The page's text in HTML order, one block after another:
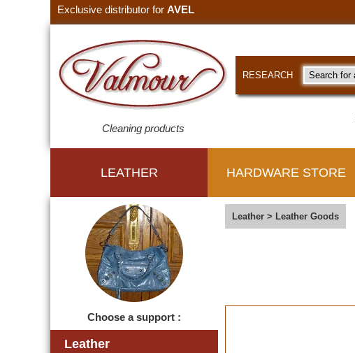
Exclusive distributor for AVEL
Cleaning products
RESEARCH
LEATHER HARDWARE STORE
Choose a support :
Leather
Leather > Leather Goods